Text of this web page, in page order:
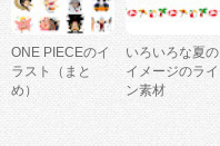
ONE PIECEのイ
ラスト（まと
め）
いろいろな夏の
イメージのライ
ン素材